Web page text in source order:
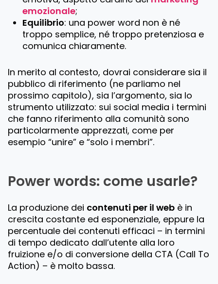
emozionale;
Equilibrio: una power word non è né
troppo semplice, né troppo pretenziosa e
comunica chiaramente.
In merito al contesto, dovrai considerare sia il
pubblico di riferimento (ne parliamo nel
prossimo capitolo), sia l’argomento, sia lo
strumento utilizzato: sui social media i termini
che fanno riferimento alla comunità sono
particolarmente apprezzati, come per
esempio “unire” e “solo i membri”.
Power words: come usarle?
La produzione dei contenuti per il web è in
crescita costante ed esponenziale, eppure la
percentuale dei contenuti efficaci – in termini
di tempo dedicato dall’utente alla loro
fruizione e/o di conversione della CTA (Call To
Action) – è molto bassa.